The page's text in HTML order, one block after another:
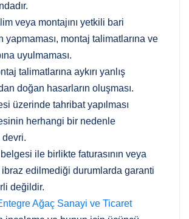
veya montajını yetkili bari
yapmaması, montaj talimatlarına ve
uyulmaması.
talimatlarına aykırı yanlış
doğan hasarların oluşması.
üzerinde tahribat yapılması
herhangi bir nedenle
devri.
ile birlikte faturasının veya
edilmediği durumlarda garanti
değildir.
Ağaç Sanayi ve Ticaret